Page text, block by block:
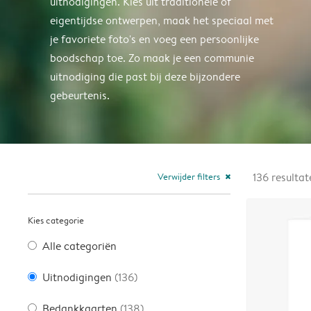
eigentijdse ontwerpen, maak het speciaal met
je favoriete foto's en voeg een persoonlijke
boodschap toe. Zo maak je een communie
uitnodiging die past bij deze bijzondere
gebeurtenis.
Verwijder filters close
Kies categorie
Alle categoriën
Uitnodigingen (136)
136